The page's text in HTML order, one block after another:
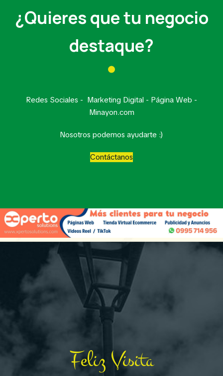
¿Quieres que tu negocio
destaque?
Redes Sociales - Marketing Digital - Página Web -
Minayon.com
Nosotros podemos ayudarte :)
Contáctanos
Feliz Visita